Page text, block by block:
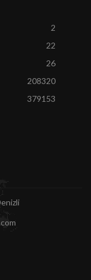
2
22
26
208320
379153